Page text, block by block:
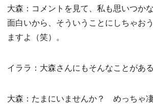
大森：コメントを見て、私も思いつか
面白いから、そういうことにしちゃお
ますよ（笑）。
イララ：大森さんにもそんなことがあ
大森：たまにいませんか？ めっちゃ